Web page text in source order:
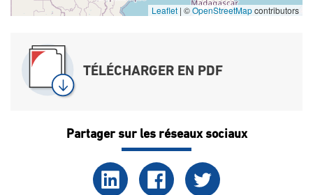
Leaflet | ©OpenStreetMapcontributors
TÉLÉCHARGER EN PDF
Partager sur les réseaux sociaux